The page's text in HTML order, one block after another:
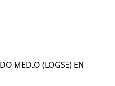
MEDIO (LOGSE) EN